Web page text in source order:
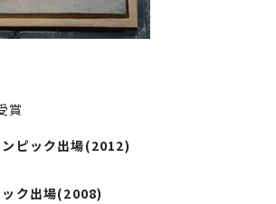
賞
ピック出場(2012)
ク出場(2008)